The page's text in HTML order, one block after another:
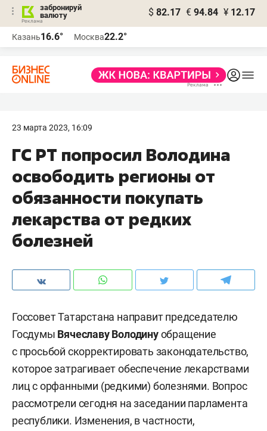
забронируй
валюту
$ 82.17 € 94.84 ¥ 12.17
Казань16.6° Москва22.2°
23 марта 2023, 16:09
​ГС РТ попросил Володина
освободить регионы от
обязанности покупать
лекарства от редких
болезней
Госсовет Татарстана направит председателю
Госдумы Вячеславу Володинуобращение
с просьбой скорректировать законодательство,
которое затрагивает обеспечение лекарствами
лиц с орфанными (редкими) болезнями. Вопрос
рассмотрели сегодня на заседании парламента
республики. Изменения, в частности,